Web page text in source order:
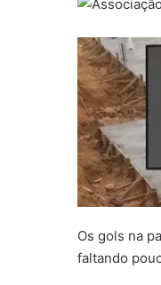
Os gols na
faltando